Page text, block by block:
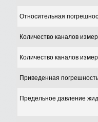
Относительная
Количество каналов
Количество каналов
Приведенная
Предельное давление